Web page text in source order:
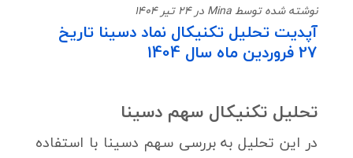
نوشته شده توسط Mina در 24 تیر 1404
آپدیت تحلیل تکنیکال نماد دسینا تاریخ
27 فروردین ماه سال 1404
تحلیل تکنیکال سهم دسینا
در این تحلیل به بررسی سهم دسینا با استفاده